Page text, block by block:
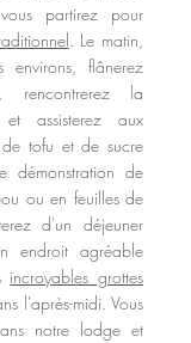
partirez pour
. Le matin,
environs, flânerez
rencontrerez la
assisterez aux
tofu et de sucre
démonstration de
ou en feuilles de
d'un déjeuner
endroit agréable
incroyables grottes
l'après-midi. Vous
notre lodge et